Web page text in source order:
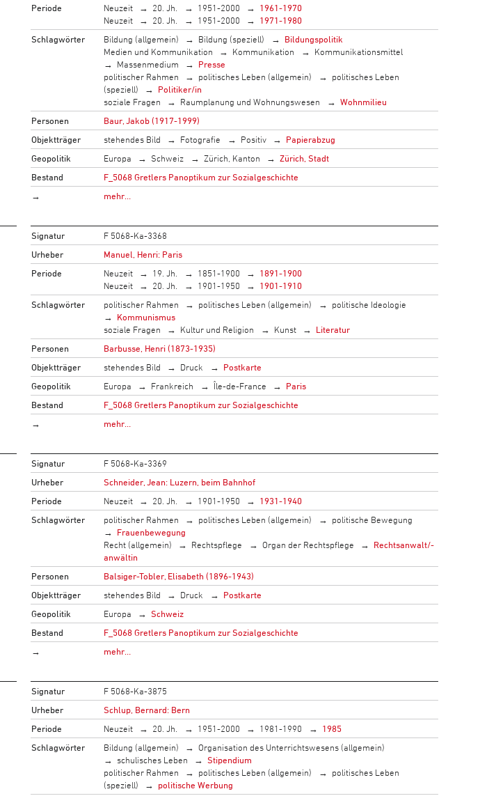
Periode
Neuzeit 20. Jh. 1951-2000
1961-1970
Neuzeit
20. Jh. 1951-2000
1971-1980
Schlagwörter
Bildung (allgemein) Bildung (speziell)
Bildungspolitik
Medien und Kommunikation
Kommunikation
Kommunikationsmittel
Massenmedium
Presse
politischer Rahmen
politisches Leben (allgemein)
politisches Leben
(speziell)
Politiker/in
soziale Fragen
Raumplanung und Wohnungswesen
Wohnmilieu
Personen
Baur, Jakob (1917-1999)
Objektträger
stehendes Bild Fotografie Positiv
Papierabzug
Geopolitik
Europa Schweiz Zürich, Kanton
Zürich, Stadt
Bestand
F_5068 Gretlers Panoptikum zur Sozialgeschichte
→
mehr…
Signatur
F 5068-Ka-3368
Urheber
Manuel, Henri: Paris
Periode
Neuzeit 19. Jh. 1851-1900
1891-1900
Neuzeit
20. Jh. 1901-1950
1901-1910
Schlagwörter
politischer Rahmen politisches Leben (allgemein)
politische Ideologie
Kommunismus
soziale Fragen
Kultur und Religion Kunst
Literatur
Personen
Barbusse, Henri (1873-1935)
Objektträger
stehendes Bild Druck
Postkarte
Geopolitik
Europa Frankreich Île-de-France
Paris
Bestand
F_5068 Gretlers Panoptikum zur Sozialgeschichte
→
mehr…
Signatur
F 5068-Ka-3369
Urheber
Schneider, Jean: Luzern, beim Bahnhof
Periode
Neuzeit 20. Jh. 1901-1950
1931-1940
Schlagwörter
politischer Rahmen politisches Leben (allgemein)
politische Bewegung
Frauenbewegung
Recht (allgemein)
Rechtspflege Organ der Rechtspflege
Rechtsanwalt/-
anwältin
Personen
Balsiger-Tobler, Elisabeth (1896-1943)
Objektträger
stehendes Bild Druck
Postkarte
Geopolitik
Europa
Schweiz
Bestand
F_5068 Gretlers Panoptikum zur Sozialgeschichte
→
mehr…
Signatur
F 5068-Ka-3875
Urheber
Schlup, Bernard: Bern
Periode
Neuzeit 20. Jh. 1951-2000 1981-1990
1985
Schlagwörter
Bildung (allgemein)
Organisation des Unterrichtswesens (allgemein)
schulisches Leben
Stipendium
politischer Rahmen
politisches Leben (allgemein)
politisches Leben
(speziell)
politische Werbung